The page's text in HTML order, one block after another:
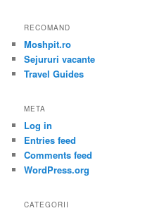
RECOMAND
Moshpit.ro
Sejururi vacante
Travel Guides
META
Log in
Entries feed
Comments feed
WordPress.org
CATEGORII